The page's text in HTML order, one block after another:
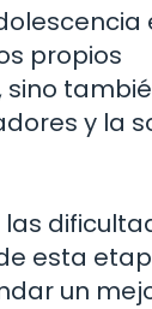
propios
sino
y la
esta
un